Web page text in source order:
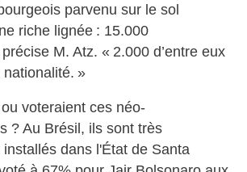
parvenu sur le sol
riche lignée : 15.000
M. Atz. « 2.000 d’entre eux
»
voteraient ces néo-
? Au Brésil, ils sont très
dans l'État de Santa